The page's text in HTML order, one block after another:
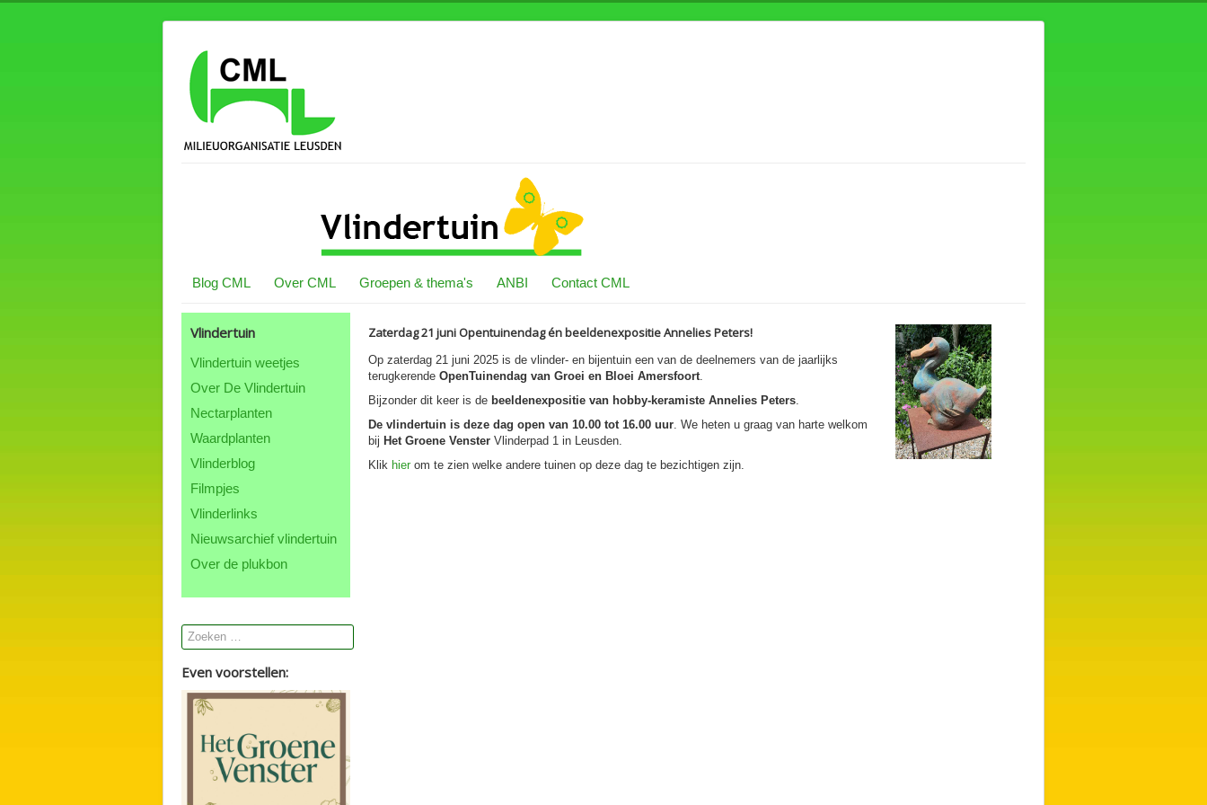
Blog CML Over CML Groepen & thema's ANBI Contact CML
Vlindertuin
Vlindertuin weetjes
Over De Vlindertuin
Nectarplanten
Waardplanten
Vlinderblog
Filmpjes
Vlinderlinks
Nieuwsarchief vlindertuin
Over de plukbon
Even voorstellen:
Zaterdag 21 juni Opentuinendag én beeldenexpositie Annelies Peters!
Op zaterdag 21 juni 2025 is de vlinder- en bijentuin een van de deelnemers van de jaarlijks
terugkerende OpenTuinendag van Groei en Bloei Amersfoort.
Bijzonder dit keer is de beeldenexpositie van hobby-keramiste Annelies Peters.
De vlindertuin is deze dag open van 10.00 tot 16.00 uur. We heten u graag van harte welkom
bij Het Groene Venster Vlinderpad 1 in Leusden.
Klik hier om te zien welke andere tuinen op deze dag te bezichtigen zijn.